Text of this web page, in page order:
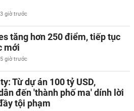
giờ trước
tăng hơn 250 điểm, tiếp tục
mới
giờ trước
Từ dự án 100 tỷ USD,
đến 'thành phố ma' dính lời
tội phạm